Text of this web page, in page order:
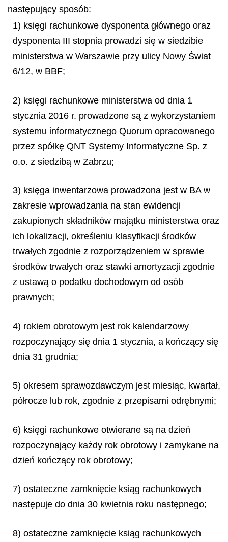
następujący sposób:
1) księgi rachunkowe dysponenta głównego oraz
dysponenta III stopnia prowadzi się w siedzibie
ministerstwa w Warszawie przy ulicy Nowy Świat
6/12, w BBF;
2) księgi rachunkowe ministerstwa od dnia 1
stycznia 2016 r. prowadzone są z wykorzystaniem
systemu informatycznego Quorum opracowanego
przez spółkę QNT Systemy Informatyczne Sp. z
o.o. z siedzibą w Zabrzu;
3) księga inwentarzowa prowadzona jest w BA w
zakresie wprowadzania na stan ewidencji
zakupionych składników majątku ministerstwa oraz
ich lokalizacji, określeniu klasyfikacji środków
trwałych zgodnie z rozporządzeniem w sprawie
środków trwałych oraz stawki amortyzacji zgodnie
z ustawą o podatku dochodowym od osób
prawnych;
4) rokiem obrotowym jest rok kalendarzowy
rozpoczynający się dnia 1 stycznia, a kończący się
dnia 31 grudnia;
5) okresem sprawozdawczym jest miesiąc, kwartał,
półrocze lub rok, zgodnie z przepisami odrębnymi;
6) księgi rachunkowe otwierane są na dzień
rozpoczynający każdy rok obrotowy i zamykane na
dzień kończący rok obrotowy;
7) ostateczne zamknięcie ksiąg rachunkowych
następuje do dnia 30 kwietnia roku następnego;
8) ostateczne zamknięcie ksiąg rachunkowych